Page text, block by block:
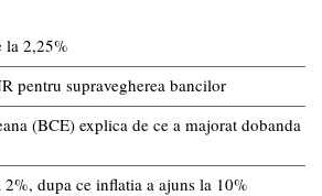
la 2,25%
pentru supravegherea bancilor
(BCE) explica de ce a majorat dobanda
dupa ce inflatia a ajuns la 10%